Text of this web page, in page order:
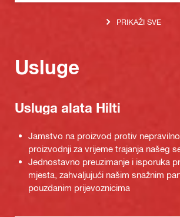
PRIKAŽI SVE
Usluge
Usluga alata Hilti
Jamstvo na proizvod protiv
proizvodnji za vrijeme trajanja našeg
Jednostavno preuzimanje i isporuka
mjesta, zahvaljujući našim snažnim
pouzdanim prijevoznicima